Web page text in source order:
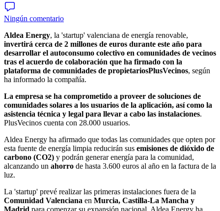
Ningún comentario
Aldea Energy, la 'startup' valenciana de energía renovable,
invertirá cerca de 2 millones de euros durante este año para
desarrollar el autoconsumo colectivo en comunidades de vecinos
tras el acuerdo de colaboración que ha firmado con la
plataforma de comunidades de propietariosPlusVecinos, según
ha informado la compañía.
La empresa se ha comprometido a proveer de soluciones de
comunidades solares a los usuarios de la aplicación, así como la
asistencia técnica y legal para llevar a cabo las instalaciones.
PlusVecinos cuenta con 28.000 usuarios.
Aldea Energy ha afirmado que todas las comunidades que opten por
esta fuente de energía limpia reducirán sus emisiones de dióxido de
carbono (CO2) y podrán generar energía para la comunidad,
alcanzando un ahorro de hasta 3.600 euros al año en la factura de la
luz.
La 'startup' prevé realizar las primeras instalaciones fuera de la
Comunidad Valenciana en Murcia, Castilla-La Mancha y
Madrid para comenzar su expansión nacional. Aldea Energy ha